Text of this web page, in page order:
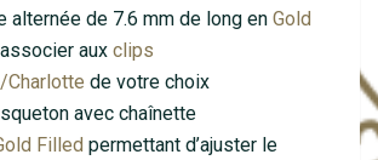
alternée de 7.6 mm de long en Gold
aux clips
de votre choix
avec chaînette
Filled permettant d’ajuster le